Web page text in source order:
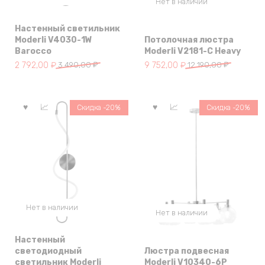
Настенный светильник
Moderli V4030-1W
Barocco
3 490,00₽
Первоначальная
2 792,00 ₽
Текущая
792,00 ₽.
Потолочная люстра
Moderli V2181-C Heavy
12 190,00₽
Первоначальная
9 752,00 ₽
Текущая
752,00 ₽.
Нет в наличии
Скидка -20%
Настенный
светодиодный
светильник Moderli
Нет в наличии
Скидка -20%
Люстра подвесная
Moderli V10340-6P